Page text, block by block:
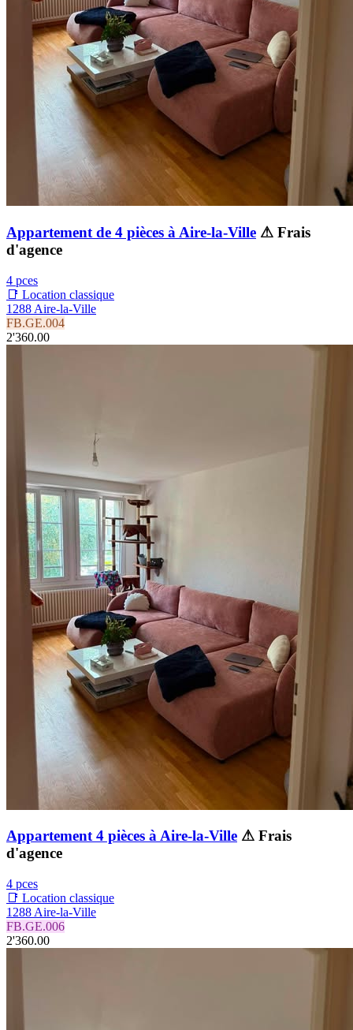
Appartement de 4 pièces à Aire-la-Ville ⚠ Frais
d'agence
4 pces
📑 Location classique
1288 Aire-la-Ville
FB.GE.004
2'360.00
Appartement 4 pièces à Aire-la-Ville ⚠ Frais
d'agence
4 pces
📑 Location classique
1288 Aire-la-Ville
FB.GE.006
2'360.00